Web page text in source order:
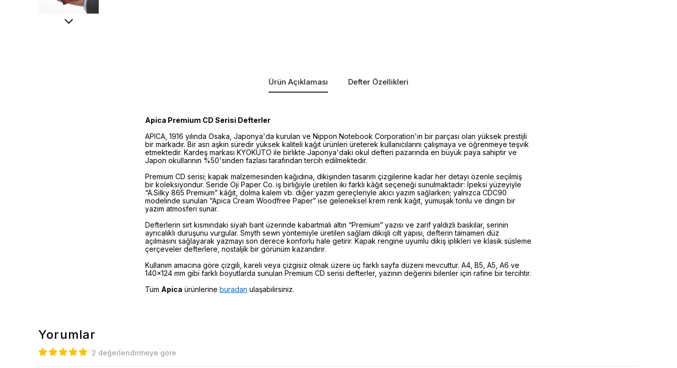
Ürün Açıklaması Defter Özellikleri
Apica Premium CD Serisi Defterler
APICA, 1916 yılında Osaka, Japonya'da kurulan ve Nippon Notebook Corporation'ın bir parçası olan yüksek prestijli
bir markadır. Bir asrı aşkın süredir yüksek kaliteli kağıt ürünleri üreterek kullanıcılarını çalışmaya ve öğrenmeye teşvik
etmektedir. Kardeş markası KYOKUTO ile birlikte Japonya'daki okul defteri pazarında en büyük paya sahiptir ve
Japon okullarının %50'sinden fazlası tarafından tercih edilmektedir.
Premium CD serisi; kapak malzemesinden kağıdına, dikişinden tasarım çizgilerine kadar her detayı özenle seçilmiş
bir koleksiyondur. Seride Oji Paper Co. iş birliğiyle üretilen iki farklı kâğıt seçeneği sunulmaktadır: İpeksi yüzeyiyle
“A.Silky 865 Premium” kâğıt, dolma kalem vb. diğer yazım gereçleriyle akıcı yazım sağlarken; yalnızca CDC90
modelinde sunulan “Apica Cream Woodfree Paper” ise geleneksel krem renk kağıt, yumuşak tonlu ve dingin bir
yazım atmosferi sunar.
Defterlerin sırt kısmındaki siyah bant üzerinde kabartmalı altın “Premium” yazısı ve zarif yaldızlı baskılar, serinin
ayrıcalıklı duruşunu vurgular. Smyth sewn yöntemiyle üretilen sağlam dikişli cilt yapısı, defterin tamamen düz
açılmasını sağlayarak yazmayı son derece konforlu hale getirir. Kapak rengine uyumlu dikiş iplikleri ve klasik süsleme
çerçeveler defterlere, nostaljik bir görünüm kazandırır.
Kullanım amacına göre çizgili, kareli veya çizgisiz olmak üzere üç farklı sayfa düzeni mevcuttur. A4, B5, A5, A6 ve
140x124 mm gibi farklı boyutlarda sunulan Premium CD serisi defterler, yazının değerini bilenler için rafine bir tercihtir.
Tüm Apica ürünlerine buradan ulaşabilirsiniz.
Yorumlar
2 değerlendirmeye göre